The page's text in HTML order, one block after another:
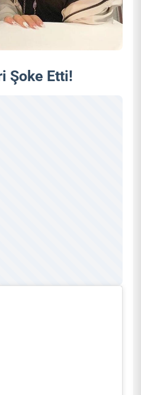
Şoke Etti!